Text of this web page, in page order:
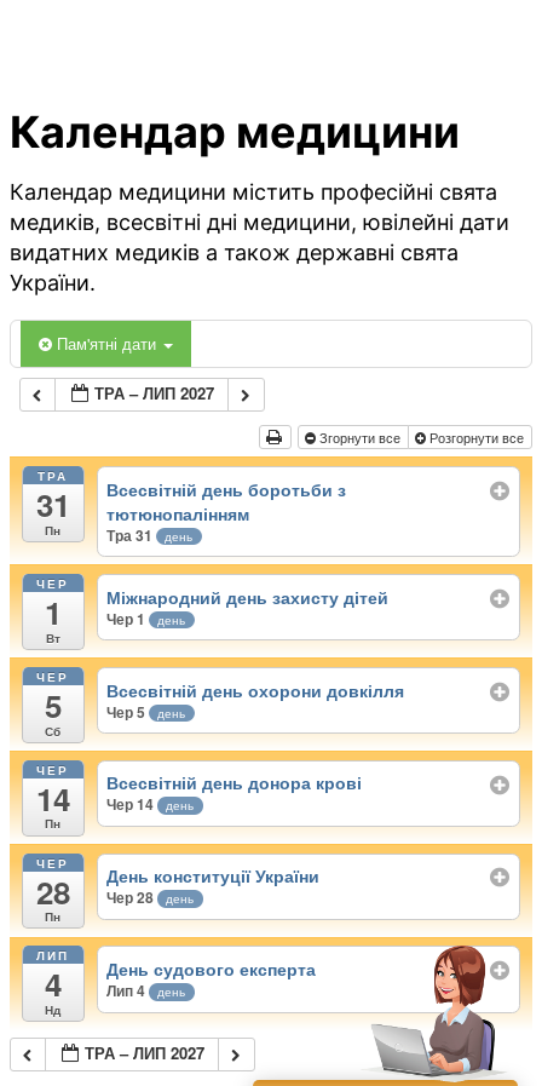
Календар медицини
Календар медицини містить професійні свята
медиків, всесвітні дні медицини, ювілейні дати
видатних медиків а також державні свята
України.
Пам'ятні дати
ТРА – ЛИП 2027
Згорнути все Розгорнути все
ТРА
31
Пн
Всесвітній день боротьби з
тютюнопалінням
Тра 31 день
ЧЕР
1
Вт
Міжнародний день захисту дітей
Чер 1 день
ЧЕР
5
Сб
Всесвітній день охорони довкілля
Чер 5 день
ЧЕР
14
Пн
Всесвітній день донора крові
Чер 14 день
ЧЕР
28
Пн
День конституції України
Чер 28 день
ЛИП
4
Нд
День судового експерта
Лип 4 день
ТРА – ЛИП 2027